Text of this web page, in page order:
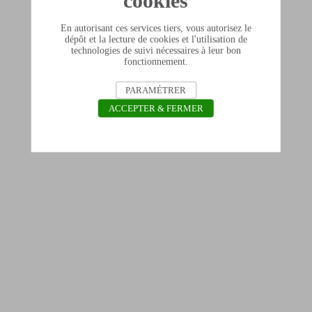
En autorisant ces services tiers, vous autorisez le
dépôt et la lecture de cookies et l'utilisation de
technologies de suivi nécessaires à leur bon
fonctionnement.
PARAMÉTRER
ACCEPTER & FERMER